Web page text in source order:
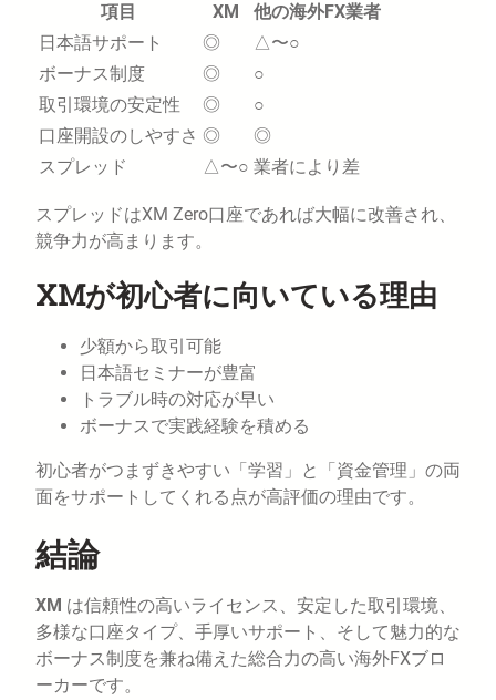
項目 XM
他の海外FX業者
日本語サポート
◎
△〜○
ボーナス制度
◎
○
取引環境の安定性
◎
○
口座開設のしやすさ ◎
◎
スプレッド
△〜○ 業者により差
スプレッドはXM Zero口座であれば大幅に改善され、
競争力が高まります。
XMが初心者に向いている理由
少額から取引可能
日本語セミナーが豊富
トラブル時の対応が早い
ボーナスで実践経験を積める
初心者がつまずきやすい「学習」と「資金管理」の両
面をサポートしてくれる点が高評価の理由です。
結論
XM は信頼性の高いライセンス、安定した取引環境、
多様な口座タイプ、手厚いサポート、そして魅力的な
ボーナス制度を兼ね備えた総合力の高い海外FXブロ
ーカーです。